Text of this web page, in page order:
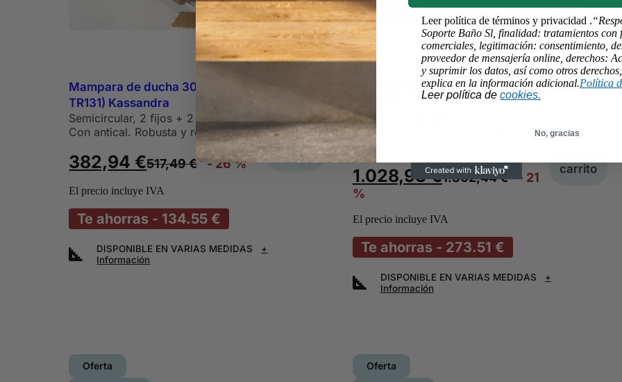
Mampara de ducha 300 (TR135, TR130,
TR131) Kassandra
Semicircular, 2 fijos + 2 correderas. 6mm.
Con antical. Robusta y resistente..........
382,94 €517,49€ - 26 %
El precio incluye IVA
Te ahorras - 134.55 €
carrito
DISPONIBLE EN VARIAS MEDIDAS +
Información
Mampara de ducha Arcoiris (AC-219)
Angular, 2 plegables + lateral fijo. 6mm.
Aluminio.Con antical. Sin perfil
inferior..........
1.028,93€1.302,44€ - 21
%
El precio incluye IVA
Te ahorras - 273.51 €
carrito
DISPONIBLE EN VARIAS MEDIDAS +
Información
Oferta
Oferta
Leer política de términos y privacidad .
Soporte Baño Sl, finalidad: tratamientos con
comerciales, legitimación: consentimiento,
proveedor de mensajería online, derechos:
y suprimir los datos, así como otros
explica en la información adicional.Política
Leer política de cookies.
No, gracias